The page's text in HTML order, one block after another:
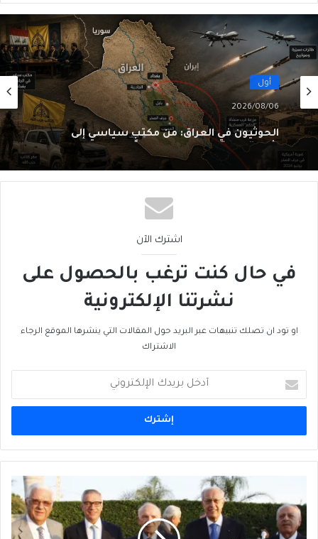
أول
2026/08/06
الحوثيون في العراق: من مكتبٍ سياسي إلى
شبكةِ عمليّات
اشترك الآن
في حال كنت ترغب بالحصول على
نشرتنا الإلكترونية
او تود ان تصلك تنبيهات عبر البريد حول المقالات التي ينشرها الموقع الرجاء
الاشتراك
بريدك
الإلكتروني
المصري
في